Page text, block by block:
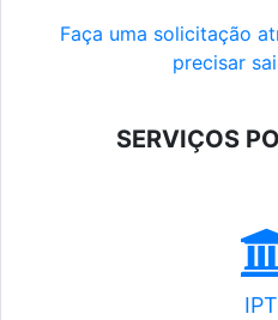
Faça uma solicitação
precisar
SERVIÇOS